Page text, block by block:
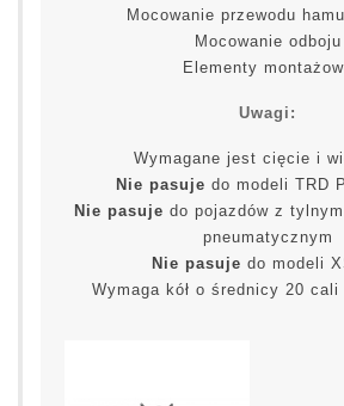
Mocowanie przewodu
Mocowanie odboju
Elementy
Uwagi:
Wymagane jest cięcie i
Nie pasuje do modeli TRD
Nie pasuje do pojazdów z
pneumatycznym
Nie pasuje do modeli
Wymaga kół o średnicy 20